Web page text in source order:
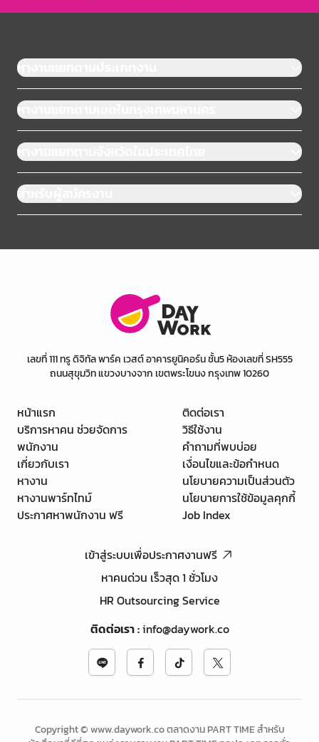
หางานแยกตามประเภทงาน
หางานแยกตามเขตในกรุงเทพมหานคร
หางานแยกตามจังหวัดในประเทศไทย
สำหรับผู้สมัครงาน
เลขที่ 111 ทรู ดิจิทัล พาร์ค เวสต์ อาคารยูนิคอร์น ชั้น5 ห้องเลขที่ SH555
ถนนสุขุมวิท แขวงบางจาก เขตพระโขนง กรุงเทพ 10260
หน้าแรก
บริการหาคน ช่วยจัดการ
พนักงาน
เกี่ยวกับเรา
หางาน
หางานพาร์ทไทม์
ประกาศหาพนักงาน ฟรี
ติดต่อเรา
วิธีใช้งาน
คำถามที่พบบ่อย
เงื่อนไขและข้อกำหนด
นโยบายความเป็นส่วนตัว
นโยบายการใช้ข้อมูลคุกกี้
Job Index
เข้าสู่ระบบเพื่อประกาศงานฟรี
หาคนด่วน เร็วสุด 1 ชั่วโมง
HR Outsourcing Service
ติดต่อเรา:info@daywork.co
Copyright © www.daywork.co ตลาดงาน PART TIME สำหรับ